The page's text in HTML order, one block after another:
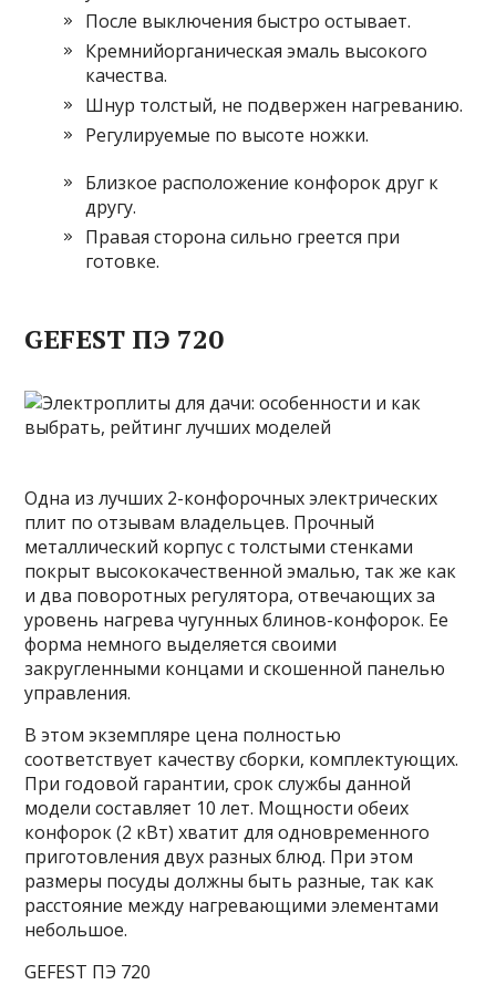
После выключения быстро остывает.
Кремнийорганическая эмаль высокого
качества.
Шнур толстый, не подвержен нагреванию.
Регулируемые по высоте ножки.
Близкое расположение конфорок друг к
другу.
Правая сторона сильно греется при
готовке.
GEFEST ПЭ 720
Одна из лучших 2-конфорочных электрических
плит по отзывам владельцев. Прочный
металлический корпус с толстыми стенками
покрыт высококачественной эмалью, так же как
и два поворотных регулятора, отвечающих за
уровень нагрева чугунных блинов-конфорок. Ее
форма немного выделяется своими
закругленными концами и скошенной панелью
управления.
В этом экземпляре цена полностью
соответствует качеству сборки, комплектующих.
При годовой гарантии, срок службы данной
модели составляет 10 лет. Мощности обеих
конфорок (2 кВт) хватит для одновременного
приготовления двух разных блюд. При этом
размеры посуды должны быть разные, так как
расстояние между нагревающими элементами
небольшое.
GEFEST ПЭ 720